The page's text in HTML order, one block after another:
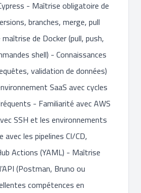
- Maîtrise obligatoire de
branches, merge, pull
de Docker (pull, push,
shell) - Connaissances
validation de données)
SaaS avec cycles
- Familiarité avec AWS
SSH et les environnements
avec les pipelines CI/CD,
Actions (YAML) - Maîtrise
(Postman, Bruno ou
compétences en